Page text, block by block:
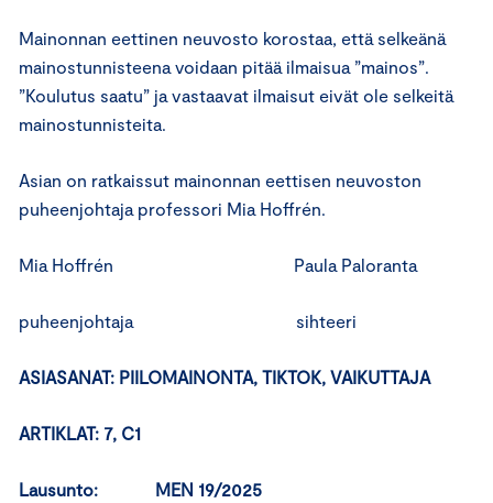
Mainonnan eettinen neuvosto korostaa, että selkeänä
mainostunnisteena voidaan pitää ilmaisua ”mainos”.
”Koulutus saatu” ja vastaavat ilmaisut eivät ole selkeitä
mainostunnisteita.
Asian on ratkaissut mainonnan eettisen neuvoston
puheenjohtaja professori Mia Hoffrén.
Mia Hoffrén Paula Paloranta
puheenjohtaja sihteeri
ASIASANAT: PIILOMAINONTA, TIKTOK, VAIKUTTAJA
ARTIKLAT: 7, C1
Lausunto: MEN 19/2025